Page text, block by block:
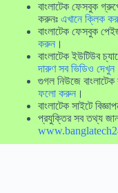
বাংলাটেক ফেসবুক
করুনঃ এখানে ক্লিক
বাংলাটেক ফেসবুক
করুন ।
বাংলাটেক ইউটিউব
দারুণ সব ভিডিও দেখুন
গুগল নিউজে
ফলো করুন ।
বাংলাটেক সাইটে
প্রযুক্তির সব তথ্য